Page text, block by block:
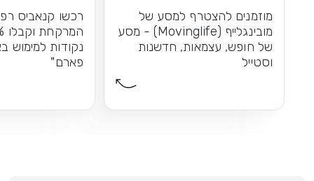
מוזמנים להצטרף למסע של
מובינגלייף (Movinglife) - מסע
של חופש, עצמאות, חדשנות
וסטייל
רכשו קנאביס
נקודות למימוש
פארם"